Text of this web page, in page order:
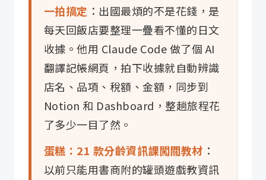
一拍搞定 ：出國最煩的不是花錢，是
每天回飯店要整理一疊看不懂的日文
收據。他用 Claude Code 做了個 AI
翻譯記帳網頁，拍下收據就自動辨識
店名、品項、稅額、金額，同步到
Notion 和 Dashboard，整趟旅程花
了多少一目了然。
蛋糕：21 款分齡資訊課闖關教材 ：
以前只能用書商附的罐頭遊戲教資訊